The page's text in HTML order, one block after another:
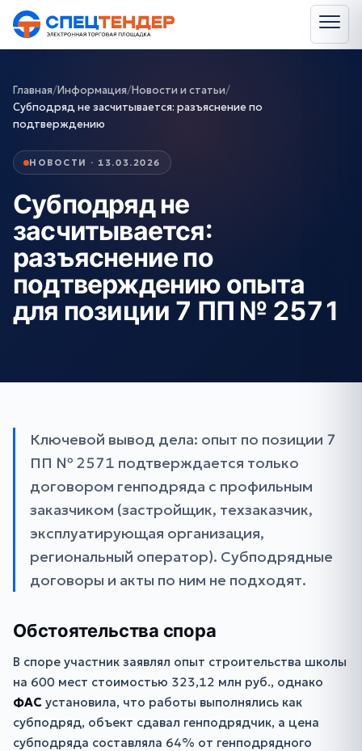
Главная/Информация/Новости и статьи/
Субподряд не засчитывается: разъяснение по
подтверждению
НОВОСТИ · 13.03.2026
Субподряд не
засчитывается:
разъяснение по
подтверждению опыта
для позиции 7 ПП № 2571
Ключевой вывод дела: опыт по позиции 7
ПП № 2571 подтверждается только
договором генподряда с профильным
заказчиком (застройщик, техзаказчик,
эксплуатирующая организация,
региональный оператор). Субподрядные
договоры и акты по ним не подходят.
Обстоятельства спора
В споре участник заявлял опыт строительства школы
на 600 мест стоимостью 323,12 млн руб., однако
ФАС установила, что работы выполнялись как
субподряд, объект сдавал генподрядчик, а цена
субподряда составляла 64% от генподрядного